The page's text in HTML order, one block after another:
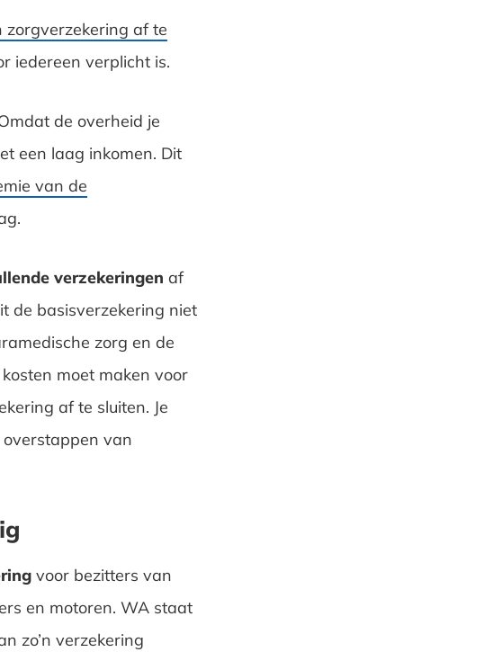
zorgverzekering af te
iedereen verplicht is.
de overheid je
een laag inkomen. Dit
van de
verzekeringen af
de basisverzekering niet
zorg en de
moet maken voor
af te sluiten. Je
van
voor bezitters van
en motoren. WA staat
zo’n verzekering